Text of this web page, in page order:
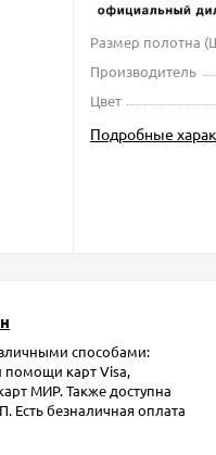
Размер полотна
Производитель
Цвет
Подробные
способами:
карт Visa,
МИР. Также доступна
Есть безналичная оплата